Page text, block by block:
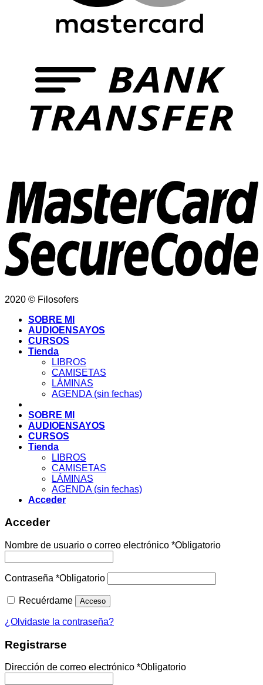
2020 © Filosofers
SOBRE MI
AUDIOENSAYOS
CURSOS
Tienda
LIBROS
CAMISETAS
LÁMINAS
AGENDA (sin fechas)
SOBRE MI
AUDIOENSAYOS
CURSOS
Tienda
LIBROS
CAMISETAS
LÁMINAS
AGENDA (sin fechas)
Acceder
Acceder
Nombre de usuario o correo electrónico *Obligatorio
Contraseña *Obligatorio
Recuérdame Acceso
¿Olvidaste la contraseña?
Registrarse
Dirección de correo electrónico *Obligatorio